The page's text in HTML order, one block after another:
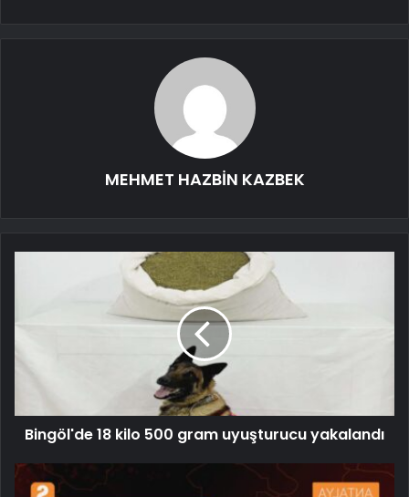
MEHMET HAZBİN KAZBEK
Bingöl'de 18 kilo 500 gram uyuşturucu yakalandı